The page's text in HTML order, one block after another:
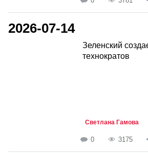
2026-07-14
Зеленский
технократов
Светлана Гамова
0 3175